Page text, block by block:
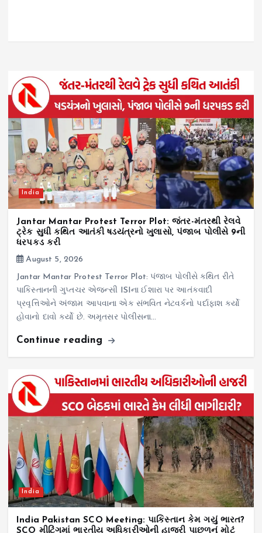
India
Jantar Mantar Protest Terror Plot: જંતર-મંતરથી રેલવે
ટ્રેક સુધી કથિત આતંકી ષડયંત્રનો ખુલાસો, પંજાબ પોલીસે 9ની
ધરપકડ કરી
August 5, 2026
Jantar Mantar Protest Terror Plot: પંજાબ પોલીસે કથિત રીતે
પાકિસ્તાનની ગુપ્તચર એજન્સી ISIના ઈશારા પર આતંકવાદી
પ્રવૃત્તિઓને અંજામ આપવાના એક સંભવિત નેટવર્કનો પર્દાફાશ કર્યો
હોવાનો દાવો કર્યો છે. અમૃતસર પોલીસના…
Continue reading
India
India Pakistan SCO Meeting: પાકિસ્તાન કેમ ગયું ભારત?
SCO મીટિંગમાં ભારતીય અધિકારીઓની હાજરી પાછળનું મોટું